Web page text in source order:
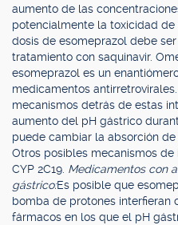
aumento de las
potencialmente la toxicidad de
dosis de esomeprazol debe
tratamiento con saquinavir.
esomeprazol es un
medicamentos
mecanismos detrás de estas
aumento del pH gástrico
puede cambiar la absorción
Otros posibles mecanismos
CYP 2C19. Medicamentos con
gástrico:Es posible que
bomba de protones interfieran
fármacos en los que el pH